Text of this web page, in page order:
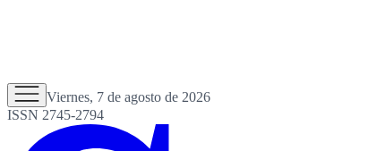
Viernes, 7 de agosto de 2026
ISSN 2745-2794